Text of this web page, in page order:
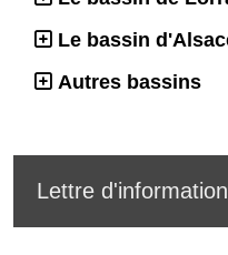
Le bassin
Autres bassins
Lettre d'information